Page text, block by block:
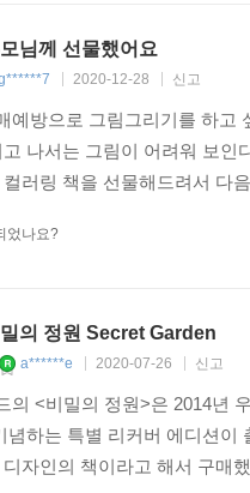
님께 선물했어요
2020-12-28 신고
예방으로 그림그리기를 하고
나서는 그림이 어려워 보
러링 책을 선물해드려서 다
었나요?
의 정원 Secret Garden
a******e 2020-07-26 신고
의 <비밀의 정원>은 2014년
념하는 특별 리커버 에디션
자인의 책이라고 해서 구매